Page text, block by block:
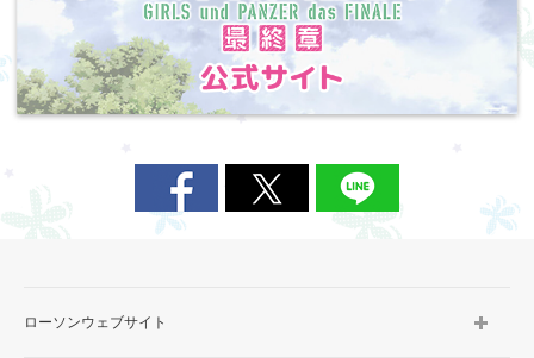
ローソンウェブサイト